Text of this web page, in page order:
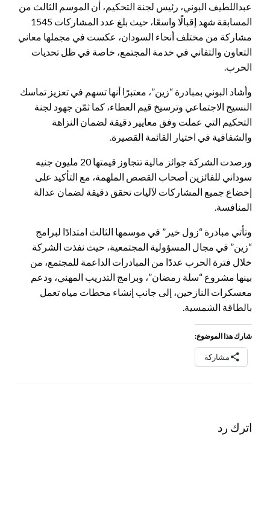
عبداللطيف البوني، رئيس لجنة التحكيم، أن الموسم الثالث من
المسابقة شهد إقبالًا واسعًا، حيث بلغ عدد المشاركات 1545
مشاركة من مختلف أنحاء السودان، عكست في مجملها معاني
التعاون والتفاني في خدمة المجتمع، خاصة في ظل تحديات
الحرب.
وأشاد البوني بمبادرة “زين”، معتبرًا أنها تسهم في تعزيز تماسك
النسيج الاجتماعي وترسيخ قيم العطاء، كما ثمّن جهود لجنة
التحكيم التي عملت وفق معايير دقيقة لضمان النزاهة
والشفافية في اختيار القائمة القصيرة.
ورصدت الشركة جوائز مالية تتجاوز قيمتها 20 مليون جنيه
سوداني للفائزين أصحاب القصص الملهمة، مع التأكيد على
إخضاع جميع المشاركات لآليات تحقق دقيقة لضمان عدالة
المنافسة.
وتأتي مبادرة “زول خير” في موسمها الثالث امتدادًا لبرامج
“زين” في مجال المسؤولية المجتمعية، حيث نفذت الشركة
خلال فترة الحرب عددًا من المبادرات الداعمة للمجتمع، من
بينها مشروع “سلة رمضان”، وبرامج التدريب المهني، ودعم
معسكرات النازحين، إلى جانب إنشاء محطات مياه تعمل
بالطاقة الشمسية.
شارك هذا الموضوع:
مشاركة
اترك رد